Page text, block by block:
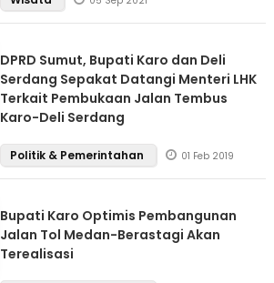
DPRD Sumut, Bupati Karo dan Deli
Serdang Sepakat Datangi Menteri LHK
Terkait Pembukaan Jalan Tembus
Karo-Deli Serdang
Politik & Pemerintahan 01 Feb 2019
Bupati Karo Optimis Pembangunan
Jalan Tol Medan-Berastagi Akan
Terealisasi